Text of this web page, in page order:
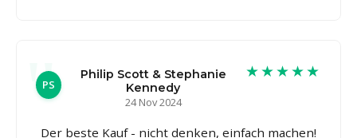
PS
Philip Scott & Stephanie
Kennedy
24 Nov 2024
★★★★★
Der beste Kauf - nicht denken, einfach machen!